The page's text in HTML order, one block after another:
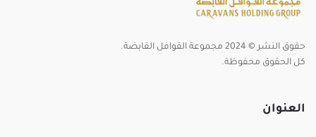
حقوق النشر © 2024 مجموعة القوافل القابضة.
كل الحقوق محفوظة.
العنوان